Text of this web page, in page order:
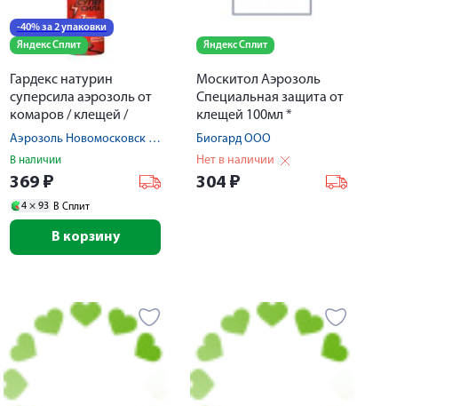
-40% за 2 упаковки
Яндекс Сплит
Гардекс натурин
суперсила аэрозоль от
комаров / клещей /
мошки флакон 150мл Аэрозоль Новомосковск ООО/Аэро-Про ООО
В наличии
369 ₽
4 × 93 В Сплит
В корзину
Яндекс Сплит
Москитол Аэрозоль
Специальная защита от
клещей 100мл *
Биогард ООО
Нет в наличии
304 ₽